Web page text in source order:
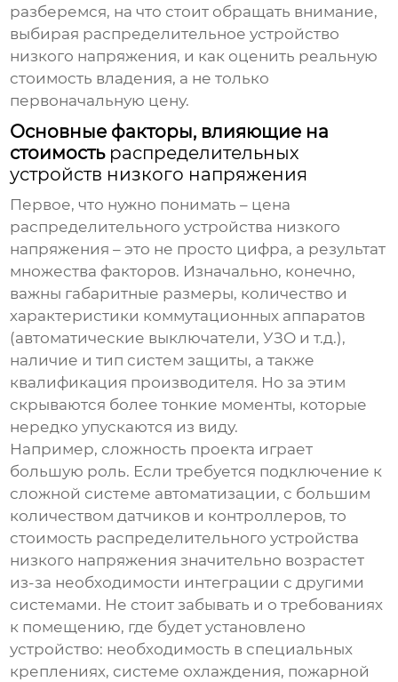
разберемся, на что стоит обращать внимание,
выбирая распределительное устройство
низкого напряжения, и как оценить реальную
стоимость владения, а не только
первоначальную цену.
Основные факторы, влияющие на
стоимость распределительных
устройств низкого напряжения
Первое, что нужно понимать – цена
распределительного устройства низкого
напряжения – это не просто цифра, а результат
множества факторов. Изначально, конечно,
важны габаритные размеры, количество и
характеристики коммутационных аппаратов
(автоматические выключатели, УЗО и т.д.),
наличие и тип систем защиты, а также
квалификация производителя. Но за этим
скрываются более тонкие моменты, которые
нередко упускаются из виду.
Например, сложность проекта играет
большую роль. Если требуется подключение к
сложной системе автоматизации, с большим
количеством датчиков и контроллеров, то
стоимость распределительного устройства
низкого напряжения значительно возрастет
из-за необходимости интеграции с другими
системами. Не стоит забывать и о требованиях
к помещению, где будет установлено
устройство: необходимость в специальных
креплениях, системе охлаждения, пожарной